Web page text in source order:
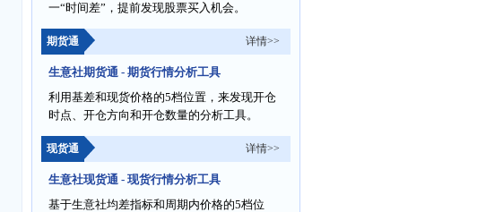
一“时间差”，提前发现股票买入机会。
期货通 详情>>
生意社期货通 - 期货行情分析工具
利用基差和现货价格的5档位置，来发现开仓
时点、开仓方向和开仓数量的分析工具。
现货通 详情>>
生意社现货通 - 现货行情分析工具
基于生意社均差指标和周期内价格的5档位